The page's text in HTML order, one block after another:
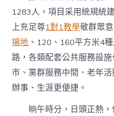
1283人，項目采用統規統
上充足尊1對1教學敬群眾
場地 、120、160平方米4
路，各類配套公共服務設
市、黨群服務中間、老年
辦事、生涯更便捷。
晌午時分，日頭正熱